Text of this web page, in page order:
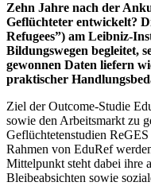
Zehn Jahre nach der
Geflüchteter entwickelt?
Refugees”) am Leibniz-
Bildungswegen begleitet,
gewonnen Daten liefern
praktischer
Ziel der Outcome-Studie
sowie den Arbeitsmarkt zu
Geflüchtetenstudien
Rahmen von EduRef
Mittelpunkt steht dabei ihre
Bleibeabsichten sowie